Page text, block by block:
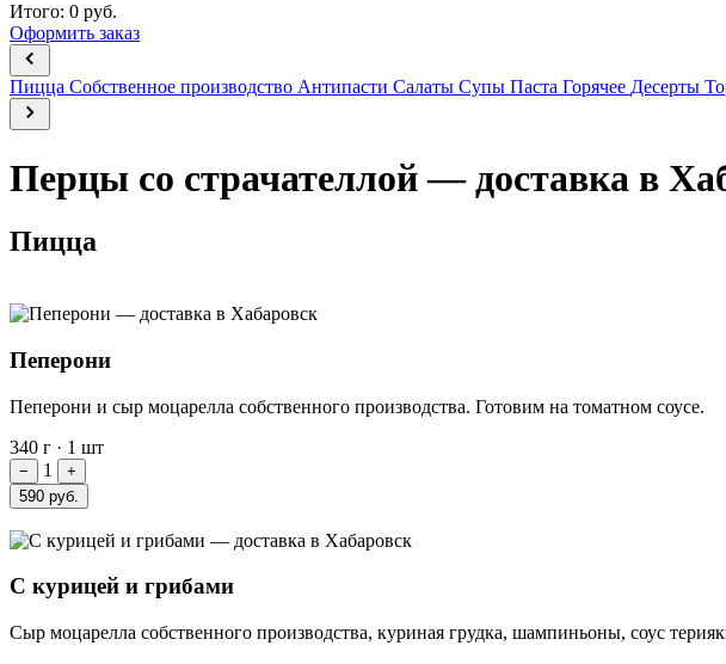
Итого: 0 руб.
Оформить заказ
Пицца Собственное производство Антипасти Салаты Супы Паста Горячее Десерты
Перцы со страчателлой — доставка в
Пицца
Пеперони
Пеперони и сыр моцарелла собственного производства. Готовим на томатном соусе.
340 г · 1 шт
− 1
+
590 руб.
С курицей и грибами
Сыр моцарелла собственного производства, куриная грудка, шампиньоны, соус